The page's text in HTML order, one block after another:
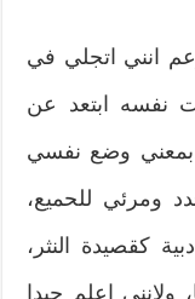
انني‮ ‬اتجلي في
نفسه ابتعد عن
‬بمعني وضع نفسي
ومرئي للحميع،‮
‬كقصيدة النثر،‮
‬ولانني‮ ‬اعلم جيدا